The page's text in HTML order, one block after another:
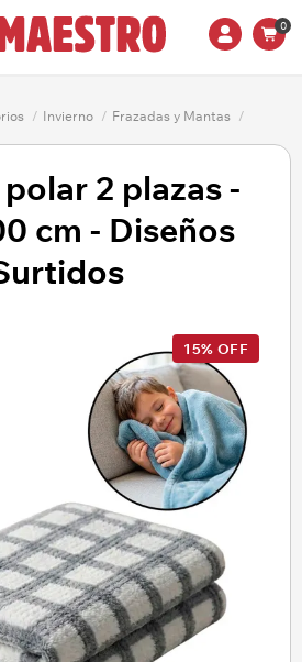
0
/ Invierno / Frazadas y Mantas /
2 plazas -
cm - Diseños
15% OFF